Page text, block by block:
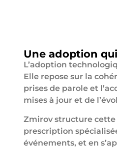
Une adoption
L’adoption
Elle repose sur la
prises de parole et
mises à jour et de
Zmirov structure
prescription
événements, et en